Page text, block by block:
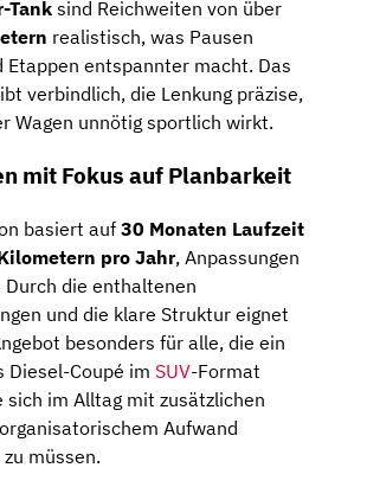
Tank sind Reichweiten von über
realistisch, was Pausen
Etappen entspannter macht. Das
verbindlich, die Lenkung präzise,
Wagen unnötig sportlich wirkt.
mit Fokus auf Planbarkeit
basiert auf 30 Monaten Laufzeit
pro Jahr, Anpassungen
Durch die enthaltenen
und die klare Struktur eignet
besonders für alle, die ein
Diesel-Coupé im SUV-Format
sich im Alltag mit zusätzlichen
Aufwand
müssen.